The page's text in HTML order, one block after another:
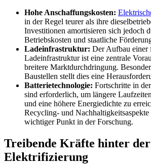
Hohe Anschaffungskosten:
in der Regel teurer als ihre
Investitionen amortisieren sich jedoch
Betriebskosten und staatliche
Ladeinfrastruktur: Der Aufbau einer
Ladeinfrastruktur ist eine zentrale
breitere Marktdurchdringung.
Baustellen stellt dies eine
Batterietechnologie: Fortschritte in
sind erforderlich, um längere
und eine höhere Energiedichte zu
Recycling- und
wichtiger Punkt in der Forschung.
Treibende Kräfte hinter der
Elektrifizierung